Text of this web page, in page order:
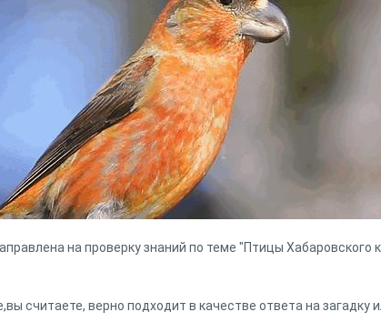
на проверку знаний по теме "Птицы Хабаровского
считаете, верно подходит в качестве ответа на загадку